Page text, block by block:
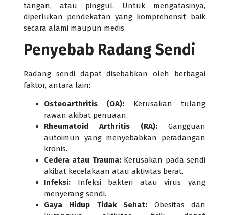
tangan, atau pinggul. Untuk mengatasinya,
diperlukan pendekatan yang komprehensif, baik
secara alami maupun medis.
Penyebab Radang Sendi
Radang sendi dapat disebabkan oleh berbagai
faktor, antara lain:
Osteoarthritis (OA): Kerusakan tulang
rawan akibat penuaan.
Rheumatoid Arthritis (RA): Gangguan
autoimun yang menyebabkan peradangan
kronis.
Cedera atau Trauma:Kerusakan pada sendi
akibat kecelakaan atau aktivitas berat.
Infeksi: Infeksi bakteri atau virus yang
menyerang sendi.
Gaya Hidup Tidak Sehat: Obesitas dan